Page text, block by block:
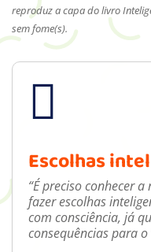
reproduz a capa do livro
sem fome(s).

Escolhas
“É preciso conhecer
fazer escolhas
com consciência, já
consequências para